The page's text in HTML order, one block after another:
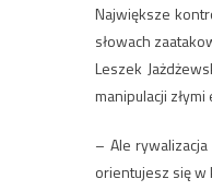
Największe
słowach
Leszek
manipulacji
– Ale
orientujesz się w